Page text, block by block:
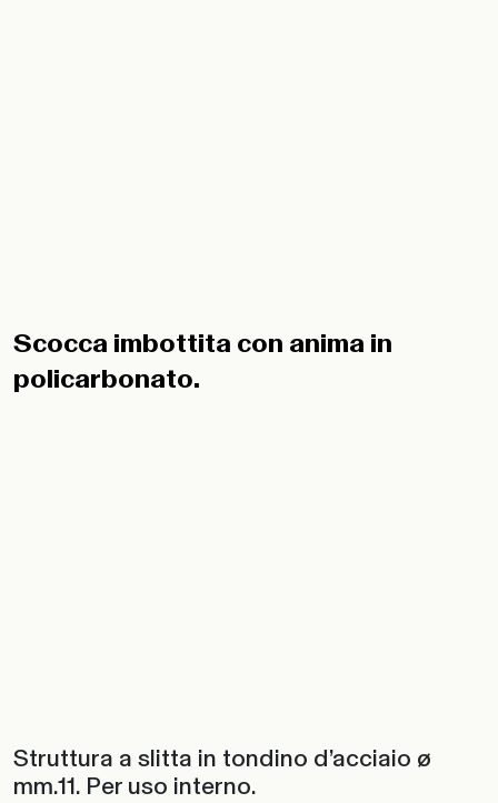
Scocca imbottita con anima in
policarbonato.
Struttura a slitta in tondino d’acciaio ø
mm.11. Per uso interno.